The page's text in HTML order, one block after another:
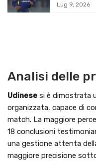
Lug 9, 2026
Analisi delle
Udinese si è dimostrata
organizzata, capace di
match. La maggiore
18 conclusioni
una gestione attenta
maggiore precisione